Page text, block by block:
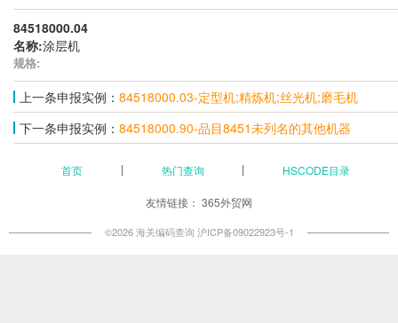
84518000.04
名称:涂层机
规格:
上一条申报实例： 84518000.03-定型机;精炼机;丝光机;磨毛机
下一条申报实例： 84518000.90-品目8451未列名的其他机器
首页 热门查询 HSCODE目录
友情链接： 365外贸网
©2026 海关编码查询 沪ICP备09022923号-1